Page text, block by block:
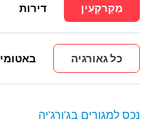
מְקַרקְעִין דירות
כל גאורגיה באטומי
נכס למגורים בג'ורג'יה